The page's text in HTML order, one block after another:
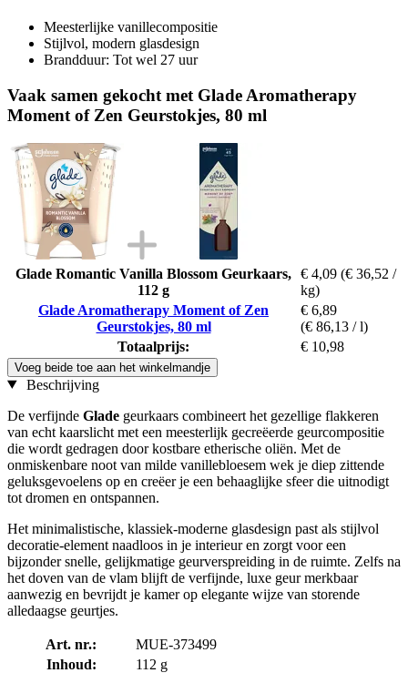
Meesterlijke vanillecompositie
Stijlvol, modern glasdesign
Brandduur: Tot wel 27 uur
Vaak samen gekocht met Glade Aromatherapy
Moment of Zen Geurstokjes, 80 ml
Glade Romantic Vanilla Blossom Geurkaars,
112 g
€ 4,09 (€ 36,52 /
kg)
Glade Aromatherapy Moment of Zen
Geurstokjes, 80 ml
€ 6,89
(€ 86,13 / l)
Totaalprijs:
€ 10,98
Voeg beide toe aan het winkelmandje
Beschrijving
De verfijnde Glade geurkaars combineert het gezellige flakkeren
van echt kaarslicht met een meesterlijk gecreëerde geurcompositie
die wordt gedragen door kostbare etherische oliën. Met de
onmiskenbare noot van milde vanillebloesem wek je diep zittende
geluksgevoelens op en creëer je een behaaglijke sfeer die uitnodigt
tot dromen en ontspannen.
Het minimalistische, klassiek-moderne glasdesign past als stijlvol
decoratie-element naadloos in je interieur en zorgt voor een
bijzonder snelle, gelijkmatige geurverspreiding in de ruimte. Zelfs na
het doven van de vlam blijft de verfijnde, luxe geur merkbaar
aanwezig en bevrijdt je kamer op elegante wijze van storende
alledaagse geurtjes.
Art. nr.:
MUE-373499
Inhoud:
112 g